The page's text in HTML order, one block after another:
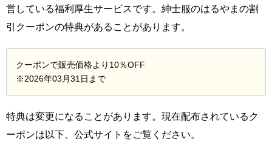
営している福利厚生サービスです。紳士服のはるやまの割
引クーポンの特典があることがあります。
クーポンで販売価格より10％OFF
※2026年03月31日まで
特典は変更になることがあります。現在配布されているク
ーポンは以下、公式サイトをご覧ください。